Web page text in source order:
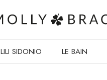
LILI SIDONIO LE BAIN